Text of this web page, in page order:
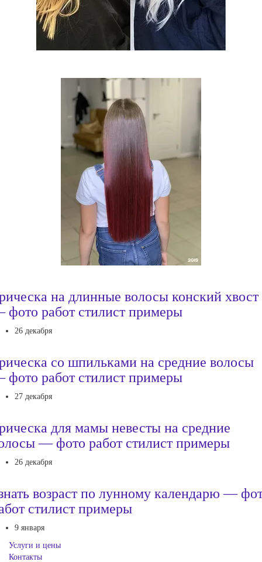
на длинные волосы конский хвост
работ стилист примеры
26 декабря
со шпильками на средние волосы
работ стилист примеры
27 декабря
для мамы невесты на средние
— фото работ стилист примеры
26 декабря
возраст по лунному календарю —
стилист примеры
9 января
Услуги и цены
Контакты